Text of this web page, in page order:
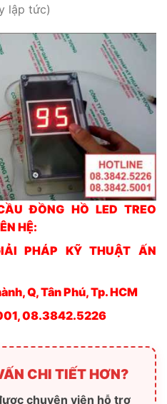
cho phép chỉnh giá
đầu đếm ngược qua cụm
ABORT không có
lập tức)